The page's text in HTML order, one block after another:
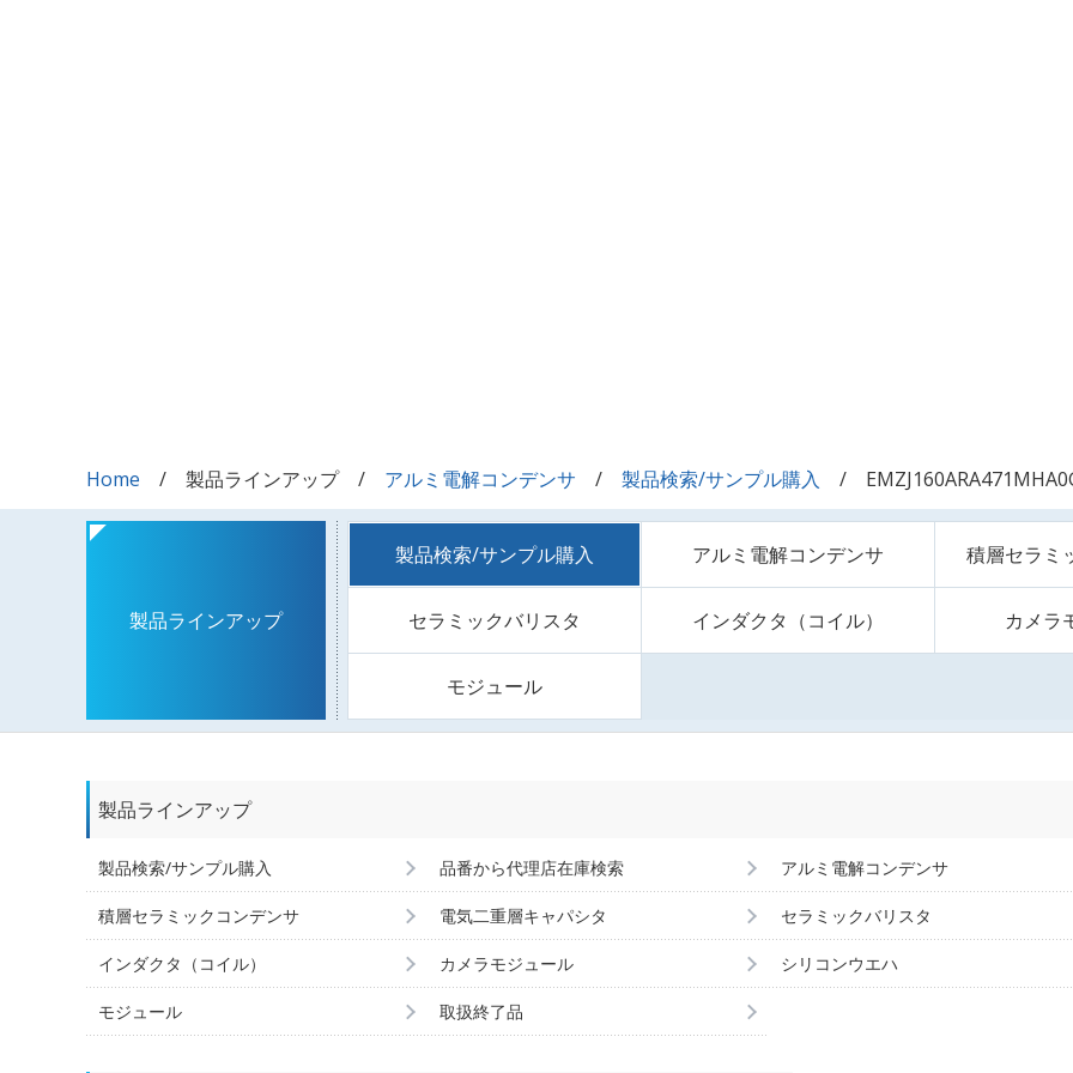
Home 製品ラインアップ アルミ電解コンデンサ 製品検索/サンプル購入
製品ラインアップ
製品検索/サンプル購入 アルミ電解コンデンサ 積層セラミ
セラミックバリスタ インダクタ（コイル） カメラ
モジュール
製品ラインアップ
製品検索/サンプル購入 品番から代理店在庫検索 アルミ電解コンデンサ
積層セラミックコンデンサ 電気二重層キャパシタ セラミックバリスタ
インダクタ（コイル） カメラモジュール シリコンウエハ
モジュール 取扱終了品